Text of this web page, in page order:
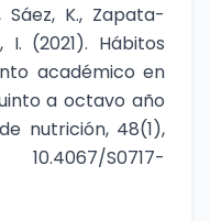
Sáez, K., Zapata-
I. (2021). Hábitos
académico en
a octavo año
nutrición, 48(1),
S0717-